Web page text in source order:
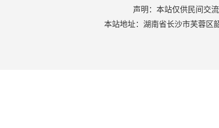
声明：本站仅供民间交
本站地址：湖南省长沙市芙蓉区